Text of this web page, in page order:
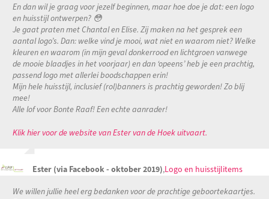
En dan wil je graag voor jezelf beginnen, maar hoe doe je dat: een logo
en huisstijl ontwerpen? 😳
Je gaat praten met Chantal en Elise. Zij maken na het gesprek een
aantal logo’s. Dan: welke vind je mooi, wat niet en waarom niet? Welke
kleuren en waarom (in mijn geval donkerrood en lichtgroen vanwege
de mooie blaadjes in het voorjaar) en dan ‘opeens’ heb je een prachtig,
passend logo met allerlei boodschappen erin!
Mijn hele huisstijl, inclusief (rol)banners is prachtig geworden! Zo blij
mee!
Alle lof voor Bonte Raaf! Een echte aanrader!
Klik hier voor de website van Ester van de Hoek uitvaart.
Ester (via Facebook - oktober 2019),Logo en huisstijlitems
We willen jullie heel erg bedanken voor de prachtige geboortekaartjes.